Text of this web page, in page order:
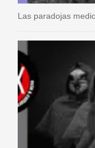
Las paradojas